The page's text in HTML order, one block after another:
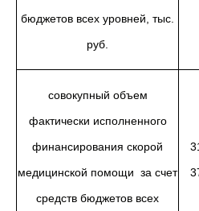
бюджетов всех уровней, тыс.
руб.
совокупный объем
фактически исполненного
финансирования скорой
медицинской помощи за счет
средств бюджетов всех